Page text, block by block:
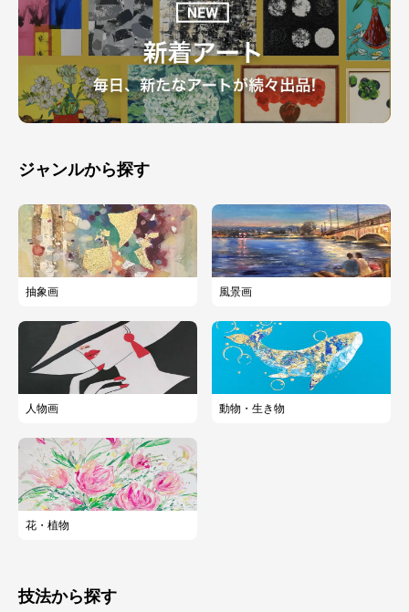
ジャンルから探す
抽象画 風景画
人物画 動物・生き物
花・植物
技法から探す